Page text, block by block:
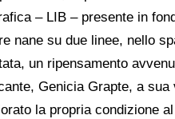
– LIB – presente in
nane su due linee, nello
un ripensamento
Genicia Grapte, a
la propria condizione